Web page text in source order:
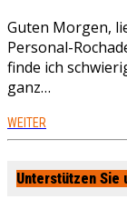
Guten Morgen,
Personal-
finde ich
ganz…
WEITER
Unterstützen Sie